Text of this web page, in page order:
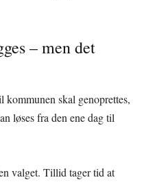
– men det
skal genoprettes,
løses fra den ene dag til
valget. Tillid tager tid at